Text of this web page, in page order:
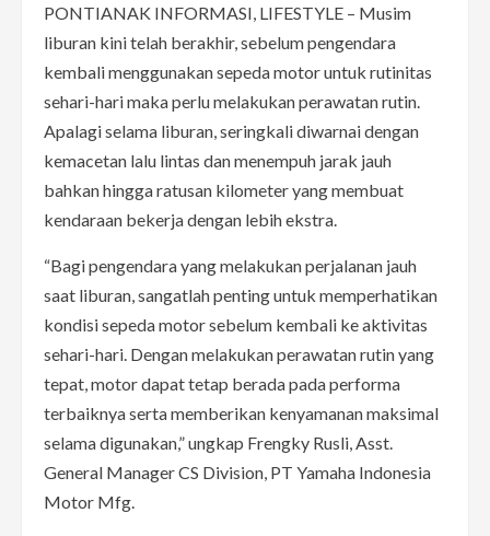
PONTIANAK INFORMASI, LIFESTYLE – Musim
liburan kini telah berakhir, sebelum pengendara
kembali menggunakan sepeda motor untuk rutinitas
sehari-hari maka perlu melakukan perawatan rutin.
Apalagi selama liburan, seringkali diwarnai dengan
kemacetan lalu lintas dan menempuh jarak jauh
bahkan hingga ratusan kilometer yang membuat
kendaraan bekerja dengan lebih ekstra.
“Bagi pengendara yang melakukan perjalanan jauh
saat liburan, sangatlah penting untuk memperhatikan
kondisi sepeda motor sebelum kembali ke aktivitas
sehari-hari. Dengan melakukan perawatan rutin yang
tepat, motor dapat tetap berada pada performa
terbaiknya serta memberikan kenyamanan maksimal
selama digunakan,” ungkap Frengky Rusli, Asst.
General Manager CS Division, PT Yamaha Indonesia
Motor Mfg.